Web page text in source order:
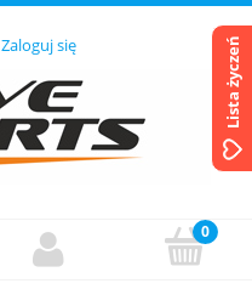
Zaloguj się Lista życzeń